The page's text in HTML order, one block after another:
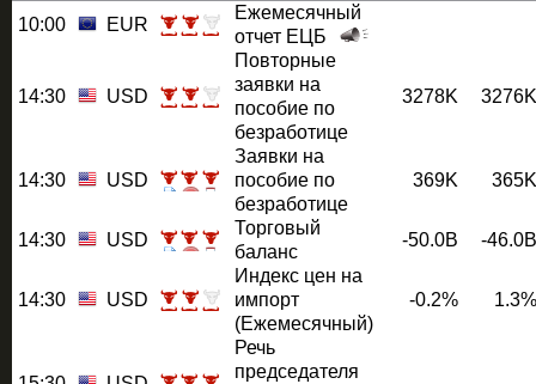
10:00
EUR
Ежемесячный
отчет ЕЦБ
14:30 USD
Повторные
заявки на
пособие по
безработице
3278K 3276K
14:30 USD
Заявки на
пособие по
безработице
369K 365K
14:30 USD
Торговый
баланс
-50.0B -46.0B
14:30 USD
Индекс цен на
импорт
(Ежемесячный)
-0.2% 1.3%
Речь
председателя